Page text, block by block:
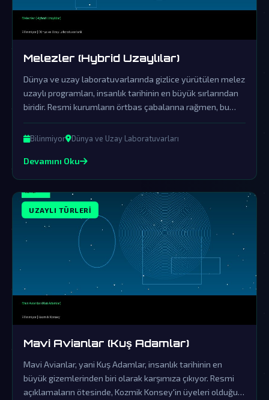
Melezler (Hybrid Uzaylılar)
Dünya ve uzay laboratuvarlarında gizlice yürütülen melez
uzaylı programları, insanlık tarihinin en büyük sırlarından
biridir. Resmi kurumların örtbas çabalarına rağmen, bu
hybrid varlıkların varlığına dair deliller giderek artmaktadır.
Bilinmiyor Dünya ve Uzay Laboratuvarları
Devamını Oku
UZAYLI TÜRLERI
Mavi Avianlar (Kuş Adamlar)
Mavi Avianlar, yani Kuş Adamlar, insanlık tarihinin en
büyük gizemlerinden biri olarak karşımıza çıkıyor. Resmi
açıklamaların ötesinde, Kozmik Konsey'in üyeleri olduğu